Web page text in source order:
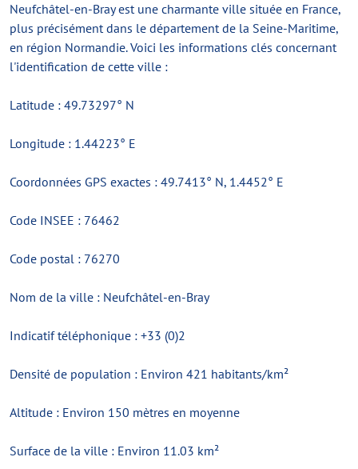
Neufchâtel-en-Bray est une charmante ville située en France,
plus précisément dans le département de la Seine-Maritime,
en région Normandie. Voici les informations clés concernant
l'identification de cette ville :
Latitude : 49.73297° N
Longitude : 1.44223° E
Coordonnées GPS exactes : 49.7413° N, 1.4452° E
Code INSEE : 76462
Code postal : 76270
Nom de la ville : Neufchâtel-en-Bray
Indicatif téléphonique : +33 (0)2
Densité de population : Environ 421 habitants/km²
Altitude : Environ 150 mètres en moyenne
Surface de la ville : Environ 11.03 km²